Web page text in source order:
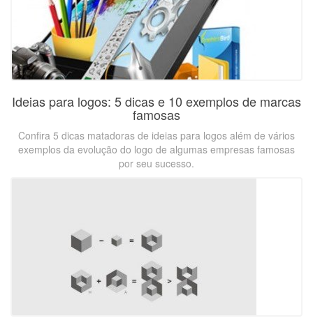
Ideias para logos: 5 dicas e 10 exemplos de marcas
famosas
Confira 5 dicas matadoras de ideias para logos além de vários
exemplos da evolução do logo de algumas empresas famosas
por seu sucesso.